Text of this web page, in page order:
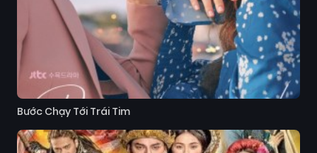
Bước Chạy Tới Trái Tim